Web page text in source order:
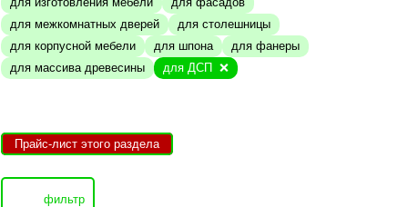
для межкомнатных дверей
для столешницы
для корпусной мебели
для шпона
для фанеры
для массива древесины
для ДСП
Прайс-лист этого раздела
фильтр